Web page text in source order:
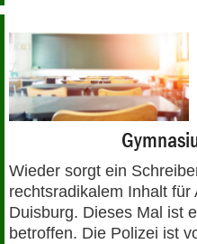
Wieder sorgt ein
rechtsradikalem Inhalt für
Duisburg. Dieses Mal ist
betroffen. Die Polizei ist